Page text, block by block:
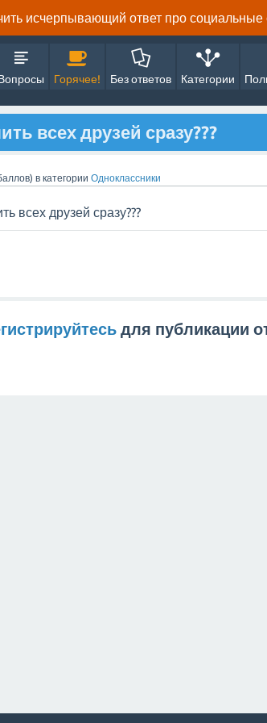
исчерпывающий ответ про социальные
Горячее! Без ответов Категории
всех друзей сразу???
в категории Одноклассники
всех друзей сразу???
для публикации